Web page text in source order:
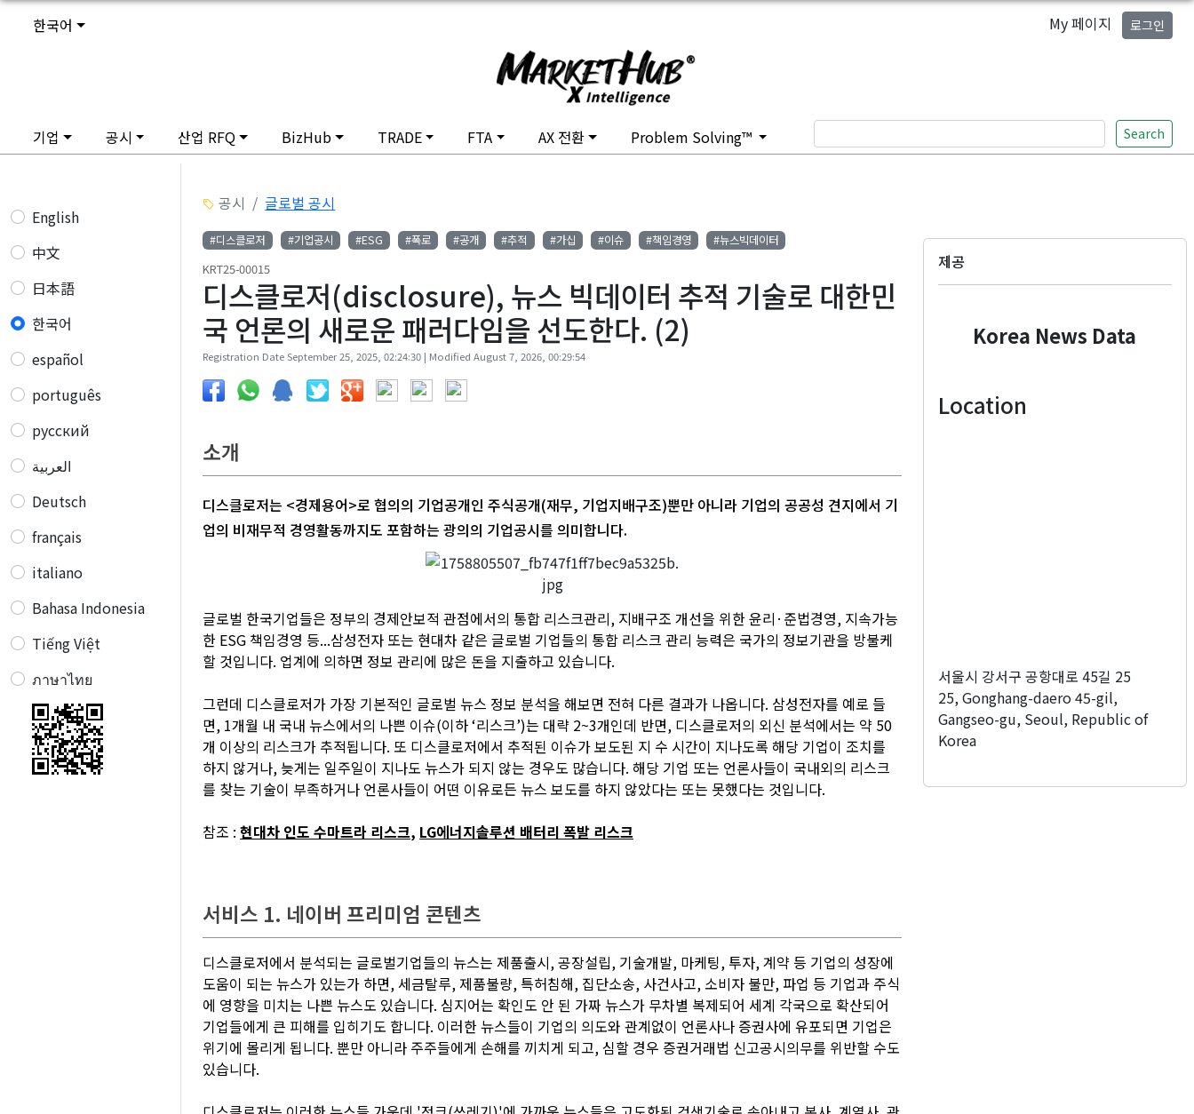
한국어 My 페이지 로그인
기업 공시 산업 RFQ BizHub TRADE FTA AX 전환 Problem Solving™ Search
English
中文
日本語
한국어
español
português
русский
العربية
Deutsch
français
italiano
Bahasa Indonesia
Tiếng Việt
ภาษาไทย
공시 글로벌 공시
#디스클로저 #기업공시 #ESG #폭로 #공개 #추적 #가십 #이슈 #책임경영 #뉴스빅데이터
KRT25-00015
디스클로저(disclosure), 뉴스 빅데이터 추적 기술로 대한민
국 언론의 새로운 패러다임을 선도한다. (2)
Registration Date September 25, 2025, 02:24:30 | Modified August 7, 2026, 00:29:54
소개
디스클로저는 <경제용어>로 협의의 기업공개인 주식공개(재무, 기업지배구조)뿐만 아니라 기업의 공공성 견지에서 기
업의 비재무적 경영활동까지도 포함하는 광의의 기업공시를 의미합니다.
글로벌 한국기업들은 정부의 경제안보적 관점에서의 통합 리스크관리, 지배구조 개선을 위한 윤리·준법경영, 지속가능
한 ESG 책임경영 등...삼성전자 또는 현대차 같은 글로벌 기업들의 통합 리스크 관리 능력은 국가의 정보기관을 방불케
할 것입니다. 업계에 의하면 정보 관리에 많은 돈을 지출하고 있습니다.
그런데 디스클로저가 가장 기본적인 글로벌 뉴스 정보 분석을 해보면 전혀 다른 결과가 나옵니다. 삼성전자를 예로 들
면, 1개월 내 국내 뉴스에서의 나쁜 이슈(이하 ‘리스크’)는 대략 2~3개인데 반면, 디스클로저의 외신 분석에서는 약 50
개 이상의 리스크가 추적됩니다. 또 디스클로저에서 추적된 이슈가 보도된 지 수 시간이 지나도록 해당 기업이 조치를
하지 않거나, 늦게는 일주일이 지나도 뉴스가 되지 않는 경우도 많습니다. 해당 기업 또는 언론사들이 국내외의 리스크
를 찾는 기술이 부족하거나 언론사들이 어떤 이유로든 뉴스 보도를 하지 않았다는 또는 못했다는 것입니다.
참조 :현대차 인도 수마트라 리스크, LG에너지솔루션 배터리 폭발 리스크
서비스 1. 네이버 프리미엄 콘텐츠
디스클로저에서 분석되는 글로벌기업들의 뉴스는 제품출시, 공장설립, 기술개발, 마케팅, 투자, 계약 등 기업의 성장에
도움이 되는 뉴스가 있는가 하면, 세금탈루, 제품불량, 특허침해, 집단소송, 사건사고, 소비자 불만, 파업 등 기업과 주식
에 영향을 미치는 나쁜 뉴스도 있습니다. 심지어는 확인도 안 된 가짜 뉴스가 무차별 복제되어 세계 각국으로 확산되어
기업들에게 큰 피해를 입히기도 합니다. 이러한 뉴스들이 기업의 의도와 관계없이 언론사나 증권사에 유포되면 기업은
위기에 몰리게 됩니다. 뿐만 아니라 주주들에게 손해를 끼치게 되고, 심할 경우 증권거래법 신고공시의무를 위반할 수도
있습니다.
제공
Korea News Data
Location
서울시 강서구 공항대로 45길 25
25, Gonghang-daero 45-gil,
Gangseo-gu, Seoul, Republic of
Korea